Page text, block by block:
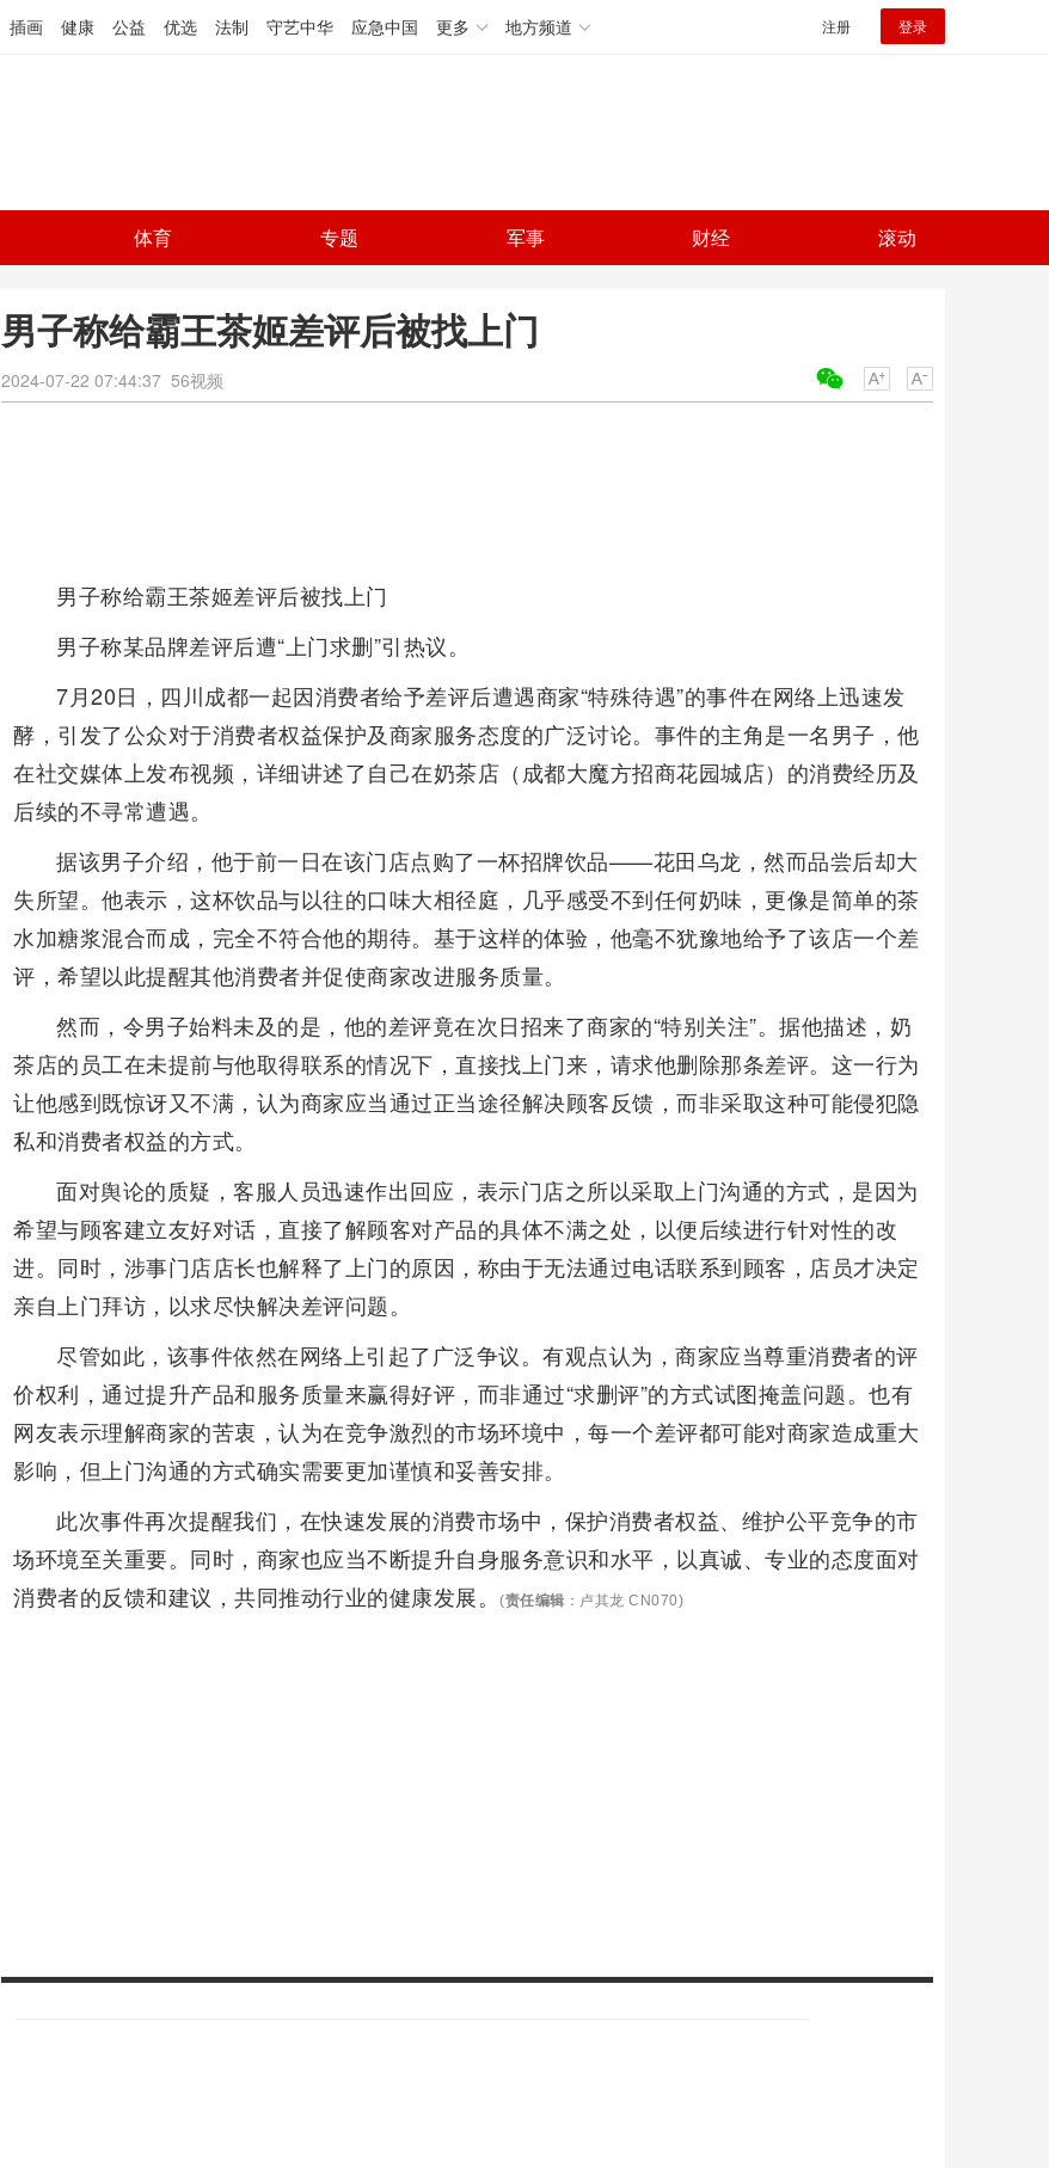
插画 健康 公益 优选 法制 守艺中华 应急中国 更多 地方频道 注册 登录
体育 专题 军事 财经 滚动
男子称给霸王茶姬差评后被找上门
2024-07-22 07:44:37 56视频
男子称给霸王茶姬差评后被找上门
男子称某品牌差评后遭“上门求删”引热议。
7月20日，四川成都一起因消费者给予差评后遭遇商家“特殊待遇”的事件在网络上迅速发
酵，引发了公众对于消费者权益保护及商家服务态度的广泛讨论。事件的主角是一名男子，他
在社交媒体上发布视频，详细讲述了自己在奶茶店（成都大魔方招商花园城店）的消费经历及
后续的不寻常遭遇。
据该男子介绍，他于前一日在该门店点购了一杯招牌饮品——花田乌龙，然而品尝后却大
失所望。他表示，这杯饮品与以往的口味大相径庭，几乎感受不到任何奶味，更像是简单的茶
水加糖浆混合而成，完全不符合他的期待。基于这样的体验，他毫不犹豫地给予了该店一个差
评，希望以此提醒其他消费者并促使商家改进服务质量。
然而，令男子始料未及的是，他的差评竟在次日招来了商家的“特别关注”。据他描述，奶
茶店的员工在未提前与他取得联系的情况下，直接找上门来，请求他删除那条差评。这一行为
让他感到既惊讶又不满，认为商家应当通过正当途径解决顾客反馈，而非采取这种可能侵犯隐
私和消费者权益的方式。
面对舆论的质疑，客服人员迅速作出回应，表示门店之所以采取上门沟通的方式，是因为
希望与顾客建立友好对话，直接了解顾客对产品的具体不满之处，以便后续进行针对性的改
进。同时，涉事门店店长也解释了上门的原因，称由于无法通过电话联系到顾客，店员才决定
亲自上门拜访，以求尽快解决差评问题。
尽管如此，该事件依然在网络上引起了广泛争议。有观点认为，商家应当尊重消费者的评
价权利，通过提升产品和服务质量来赢得好评，而非通过“求删评”的方式试图掩盖问题。也有
网友表示理解商家的苦衷，认为在竞争激烈的市场环境中，每一个差评都可能对商家造成重大
影响，但上门沟通的方式确实需要更加谨慎和妥善安排。
此次事件再次提醒我们，在快速发展的消费市场中，保护消费者权益、维护公平竞争的市
场环境至关重要。同时，商家也应当不断提升自身服务意识和水平，以真诚、专业的态度面对
消费者的反馈和建议，共同推动行业的健康发展。
(责任编辑 ：卢其龙 CN070)